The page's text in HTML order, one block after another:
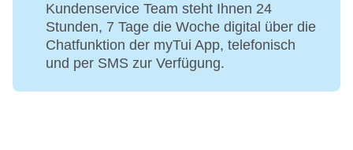
Kundenservice Team steht Ihnen 24
Stunden, 7 Tage die Woche digital über die
Chatfunktion der myTui App, telefonisch
und per SMS zur Verfügung.